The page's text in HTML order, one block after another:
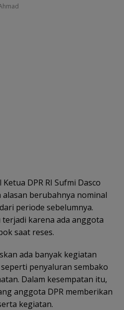
Ketua DPR RI Sufmi Dasco
berubahnya nominal
periode sebelumnya.
karena ada anggota
saat reses.
ada banyak kegiatan
penyaluran sembako
Dalam kesempatan itu,
anggota DPR memberikan
kegiatan.